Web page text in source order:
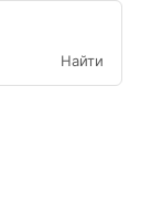
Найти